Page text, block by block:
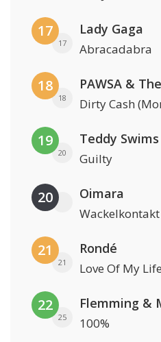
17
17
Lady Gaga
Abracadabra
18
18 Dirty Cash
19
20
Teddy Swims
Guilty
20 Oimara
Wackelkontakt
21
21
Rondé
Love Of My Life
22
25
Flemming &
100%